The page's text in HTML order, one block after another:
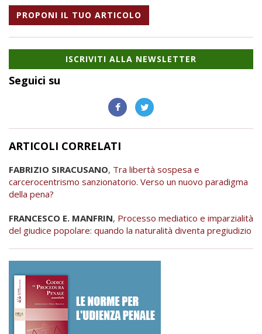
PROPONI IL TUO ARTICOLO
ISCRIVITI ALLA NEWSLETTER
Seguici su
ARTICOLI CORRELATI
FABRIZIO SIRACUSANO, Tra libertà sospesa e
carcerocentrismo sanzionatorio. Verso un nuovo paradigma
della pena?
FRANCESCO E. MANFRIN, Processo mediatico e imparzialità
del giudice popolare: quando la naturalità diventa pregiudizio